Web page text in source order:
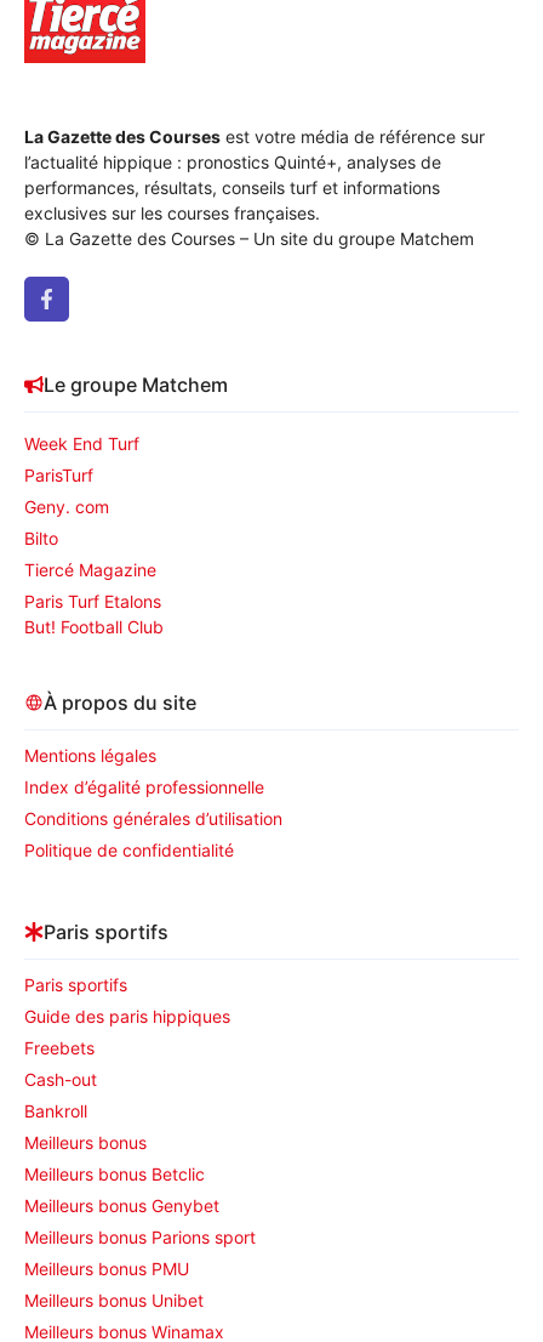
La Gazette des Courses est votre média de référence sur
l’actualité hippique : pronostics Quinté+, analyses de
performances, résultats, conseils turf et informations
exclusives sur les courses françaises.
© La Gazette des Courses – Un site du groupe Matchem
Le groupe Matchem
Week End Turf
ParisTurf
Geny. com
Bilto
Tiercé Magazine
Paris Turf Etalons
But! Football Club
À propos du site
Mentions légales
Index d’égalité professionnelle
Conditions générales d’utilisation
Politique de confidentialité
Paris sportifs
Paris sportifs
Guide des paris hippiques
Freebets
Cash-out
Bankroll
Meilleurs bonus
Meilleurs bonus Betclic
Meilleurs bonus Genybet
Meilleurs bonus Parions sport
Meilleurs bonus PMU
Meilleurs bonus Unibet
Meilleurs bonus Winamax